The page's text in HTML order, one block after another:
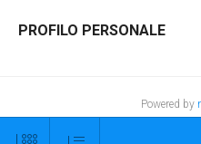
PROFILO PERSONALE
Powered by
Copyright © 2026